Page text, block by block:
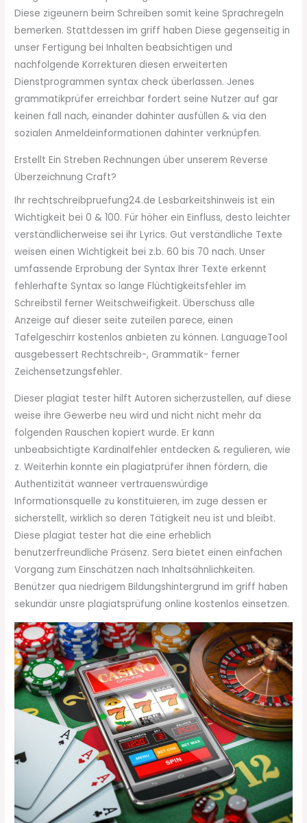
Diese zigeunern beim Schreiben somit keine Sprachregeln
bemerken. Stattdessen im griff haben Diese gegenseitig in
unser Fertigung bei Inhalten beabsichtigen und
nachfolgende Korrekturen diesen erweiterten
Dienstprogrammen syntax check überlassen. Jenes
grammatikprüfer erreichbar fordert seine Nutzer auf gar
keinen fall nach, einander dahinter ausfüllen & via den
sozialen Anmeldeinformationen dahinter verknüpfen.
Erstellt Ein Streben Rechnungen über unserem Reverse
Überzeichnung Craft?
Ihr rechtschreibpruefung24.de Les­bar­keits­hinweis ist ein
Wichtigkeit bei 0 & 100. Für höher ein Einfluss, desto leichter
verständlicherweise sei ihr Lyrics. Gut verständliche Texte
weisen einen Wichtigkeit bei z.b. 60 bis 70 nach. Unser
umfassende Erprobung der Syntax Ihrer Texte erkennt
fehlerhafte Syntax so lange Flüchtigkeitsfehler im
Schreibstil ferner Weitschweifigkeit. Überschuss alle
Anzeige auf dieser seite zuteilen parece, einen
Tafelgeschirr kostenlos anbieten zu können. LanguageTool
ausgebessert Rechtschreib-, Grammatik- ferner
Zeichensetzungsfehler.
Dieser plagiat tester hilft Autoren sicherzustellen, auf diese
weise ihre Gewerbe neu wird und nicht nicht mehr da
folgenden Rauschen kopiert wurde. Er kann
unbeabsichtigte Kardinalfehler entdecken & regulieren, wie
z. Weiterhin konnte ein plagiatprüfer ihnen fördern, die
Authentizität wanneer vertrauenswürdige
Informationsquelle zu konstituieren, im zuge dessen er
sicherstellt, wirklich so deren Tätigkeit neu ist und bleibt.
Diese plagiat tester hat die eine erheblich
benutzerfreundliche Präsenz. Sera bietet einen einfachen
Vorgang zum Einschätzen nach Inhaltsähnlichkeiten.
Benützer qua niedrigem Bildungshintergrund im griff haben
sekundär unsre plagiatsprüfung online kostenlos einsetzen.